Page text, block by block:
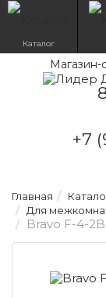
Магазин-
+7
Каталог
Главная
Для
Bravo F-4-